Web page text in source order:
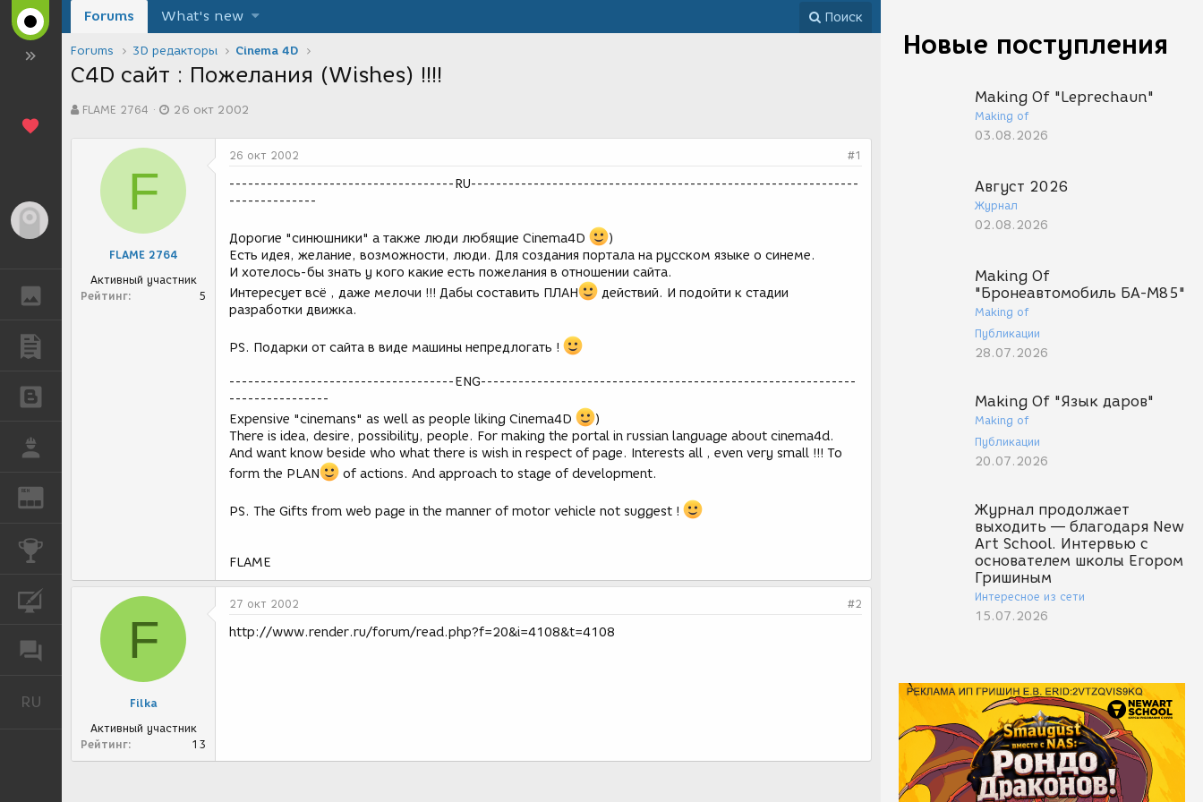
ГАЛЕРЕЯ
REN
ФОРУМ
RU
Новые поступления
Making Of "Leprechaun"
Making of
03.08.2026
Август 2026
Журнал
02.08.2026
Making Of
"Бронеавтомобиль БА-М85"
Making of
Публикации
28.07.2026
Making Of "Язык даров"
Making of
Публикации
20.07.2026
Журнал продолжает
выходить — благодаря New
Art School. Интервью с
основателем школы Егором
Гришиным
Интересное из сети
15.07.2026
Forums What's new Поиск
Forums 3D редакторы Cinema 4D
C4D сайт : Пожелания (Wishes) !!!!
вFLAME 2764
а
с
д
и
я
26 окт 2002
F
FLAME 2764
Активный участник
Рейтинг
5
26 окт 2002 #1
------------------------------------RU--------------------------------------------------------------
--------------
Дорогие "синюшники" а также люди любящие Cinema4D
)
Есть идея, желание, возможности, люди. Для создания портала на русском языке о синеме.
И хотелось-бы знать у кого какие есть пожелания в отношении сайта.
Интересует всё , даже мелочи !!! Дабы составить ПЛАН
действий. И подойти к стадии
разработки движка.
PS. Подарки от сайта в виде машины непредлогать !
------------------------------------ENG------------------------------------------------------------
----------------
Expensive "cinemans" as well as people liking Cinema4D
)
There is idea, desire, possibility, people. For making the portal in russian language about cinema4d.
And want know beside who what there is wish in respect of page. Interests all , even very small !!! To
form the PLAN
of actions. And approach to stage of development.
PS. The Gifts from web page in the manner of motor vehicle not suggest !
FLAME
F
Filka
Активный участник
Рейтинг
13
27 окт 2002 #2
http://www.render.ru/forum/read.php?f=20&i=4108&t=4108